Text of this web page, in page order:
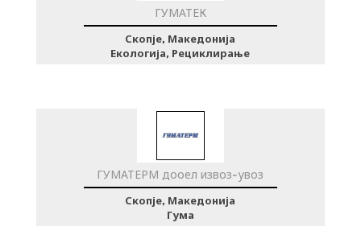
ГУМАТЕК
Скопје, Македонија
Екологија, Рециклирање
ГУМАТЕРМ дооел извоз-увоз
Скопје, Македонија
Гума